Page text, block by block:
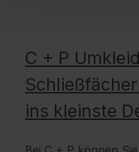
C + P
ins kleinste